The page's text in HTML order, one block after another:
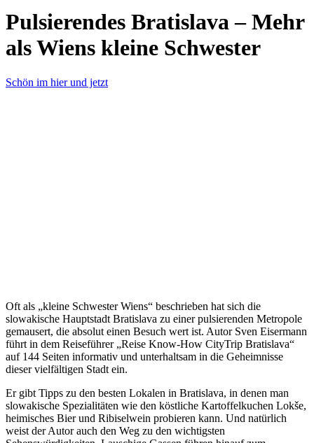
Pulsierendes Bratislava – Mehr
als Wiens kleine Schwester
Schön im hier und jetzt
Oft als „kleine Schwester Wiens“ beschrieben hat sich die
slowakische Hauptstadt Bratislava zu einer pulsierenden Metropole
gemausert, die absolut einen Besuch wert ist. Autor Sven Eisermann
führt in dem Reiseführer „Reise Know-How CityTrip Bratislava“
auf 144 Seiten informativ und unterhaltsam in die Geheimnisse
dieser vielfältigen Stadt ein.
Er gibt Tipps zu den besten Lokalen in Bratislava, in denen man
slowakische Spezialitäten wie den köstliche Kartoffelkuchen Lokše,
heimisches Bier und Ribiselwein probieren kann. Und natürlich
weist der Autor auch den Weg zu den wichtigsten